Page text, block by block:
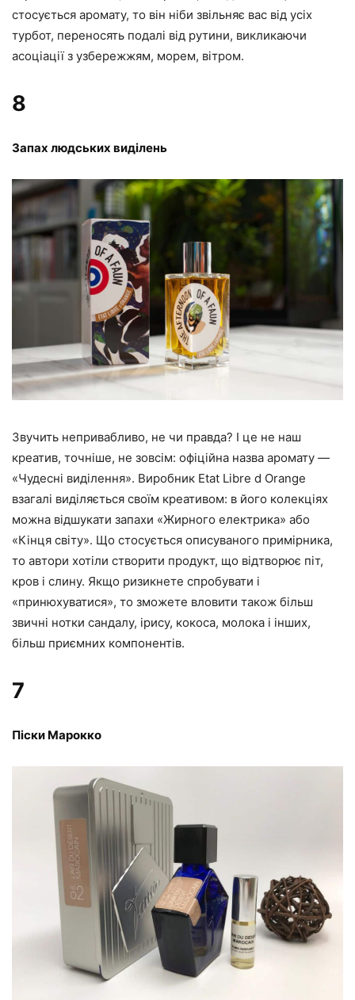
стосується аромату, то він ніби звільняє вас від усіх
турбот, переносять подалі від рутини, викликаючи
асоціації з узбережжям, морем, вітром.
8
Запах людських виділень
Звучить непривабливо, не чи правда? І це не наш
креатив, точніше, не зовсім: офіційна назва аромату —
«Чудесні виділення». Виробник Etat Libre d Orange
взагалі виділяється своїм креативом: в його колекціях
можна відшукати запахи «Жирного електрика» або
«Кінця світу». Що стосується описуваного примірника,
то автори хотіли створити продукт, що відтворює піт,
кров і слину. Якщо ризикнете спробувати і
«принюхуватися», то зможете вловити також більш
звичні нотки сандалу, ірису, кокоса, молока і інших,
більш приємних компонентів.
7
Піски Марокко